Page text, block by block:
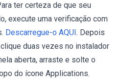
ter certeza de que seu
execute uma verificação com
Descarregue-o AQUI . Depois
duas vezes no instalador
aberta, arraste e solte o
do ícone Applications.